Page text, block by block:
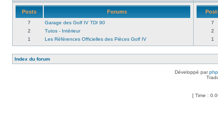
Posts Forums
7
Garage des Golf IV TDI 90
2
Tutos - Intérieur
1
Les Références Officielles des Pièces Golf IV
7
2
1
Index du forum
Développé par
[ Time :